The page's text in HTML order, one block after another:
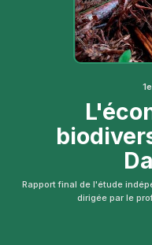
Rapport final de l'étude
dirigée par le